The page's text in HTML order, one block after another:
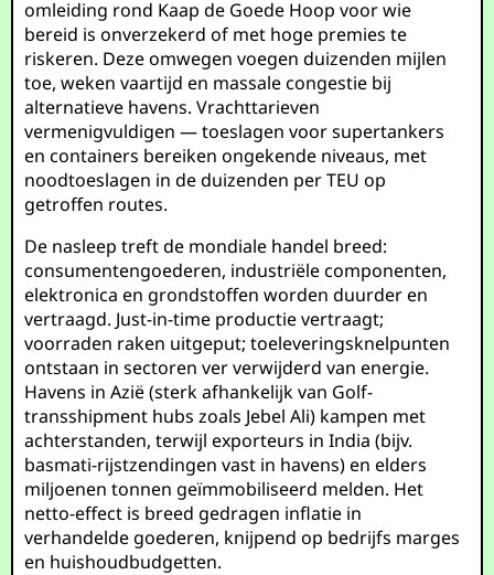
omleiding rond Kaap de Goede Hoop voor wie
bereid is onverzekerd of met hoge premies te
riskeren. Deze omwegen voegen duizenden mijlen
toe, weken vaartijd en massale congestie bij
alternatieve havens. Vrachttarieven
vermenigvuldigen — toeslagen voor supertankers
en containers bereiken ongekende niveaus, met
noodtoeslagen in de duizenden per TEU op
getroffen routes.
De nasleep treft de mondiale handel breed:
consumentengoederen, industriële componenten,
elektronica en grondstoffen worden duurder en
vertraagd. Just-in-time productie vertraagt;
voorraden raken uitgeput; toeleveringsknelpunten
ontstaan in sectoren ver verwijderd van energie.
Havens in Azië (sterk afhankelijk van Golf-
transshipment hubs zoals Jebel Ali) kampen met
achterstanden, terwijl exporteurs in India (bijv.
basmati-rijstzendingen vast in havens) en elders
miljoenen tonnen geïmmobiliseerd melden. Het
netto-effect is breed gedragen inflatie in
verhandelde goederen, knijpend op bedrijfs marges
en huishoudbudgetten.